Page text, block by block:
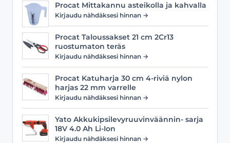
Procat Mittakannu asteikolla ja kahvalla
Kirjaudu nähdäksesi hinnan →
Procat Taloussakset 21 cm 2Cr13
ruostumaton teräs
Kirjaudu nähdäksesi hinnan →
Procat Katuharja 30 cm 4-riviä nylon
harjas 22 mm varrelle
Kirjaudu nähdäksesi hinnan →
Yato Akkukipsilevyruuvinväännin- sarja
18V 4.0 Ah Li-Ion
Kirjaudu nähdäksesi hinnan →